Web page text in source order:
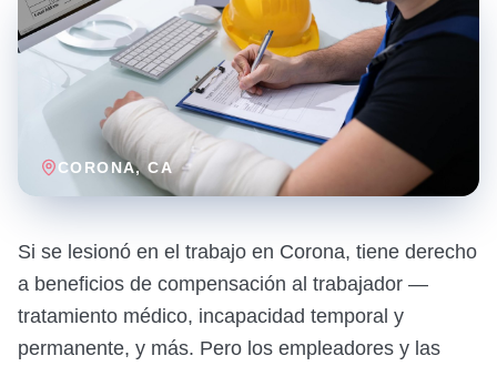
CORONA, CA
Si se lesionó en el trabajo en Corona, tiene derecho
a beneficios de compensación al trabajador —
tratamiento médico, incapacidad temporal y
permanente, y más. Pero los empleadores y las